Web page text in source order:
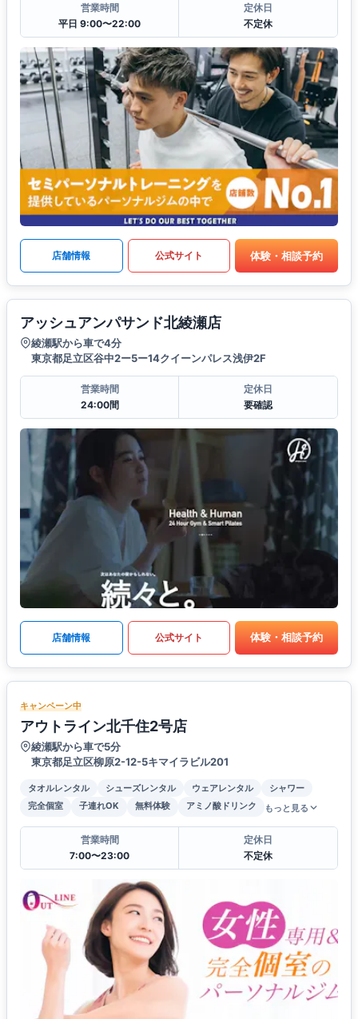
営業時間
平日 9:00〜22:00
定休日
不定休
店舗情報 公式サイト 体験・相談予約
アッシュアンパサンド北綾瀬店
綾瀬駅から車で4分
東京都足立区谷中2ー5ー14クイーンパレス浅伊2F
営業時間
24:00間
定休日
要確認
店舗情報 公式サイト 体験・相談予約
キャンペーン中
アウトライン北千住2号店
綾瀬駅から車で5分
東京都足立区柳原2-12-5キマイラビル201
タオルレンタル シューズレンタル ウェアレンタル
シャワー
完全個室
子連れOK 無料体験 アミノ酸ドリンク もっと見る
営業時間
7:00〜23:00
定休日
不定休